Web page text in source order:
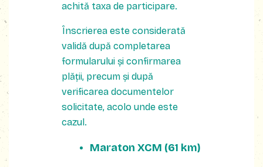
achită taxa de participare.
Înscrierea este considerată
validă după completarea
formularului și confirmarea
plății, precum și după
verificarea documentelor
solicitate, acolo unde este
cazul.
Maraton XCM (61 km)